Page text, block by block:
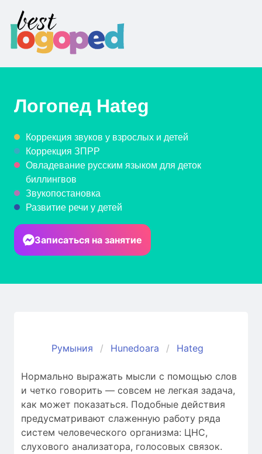
Логопед Hateg
Коррекция звуков у взрослых и детей
Коррекция ЗПРР
Овладевание русским языком для деток
биллингвов
Звукопостановка
Развитие речи у детей
Записаться на занятие
Румыния Hunedoara Hateg
Нормально выражать мысли с помощью слов
и четко говорить — совсем не легкая задача,
как может показаться. Подобные действия
предусматривают слаженную работу ряда
систем человеческого организма: ЦНС,
слухового анализатора, голосовых связок.